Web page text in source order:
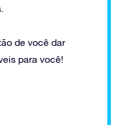
de você dar
para você!